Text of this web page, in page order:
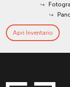
Apri Inventario